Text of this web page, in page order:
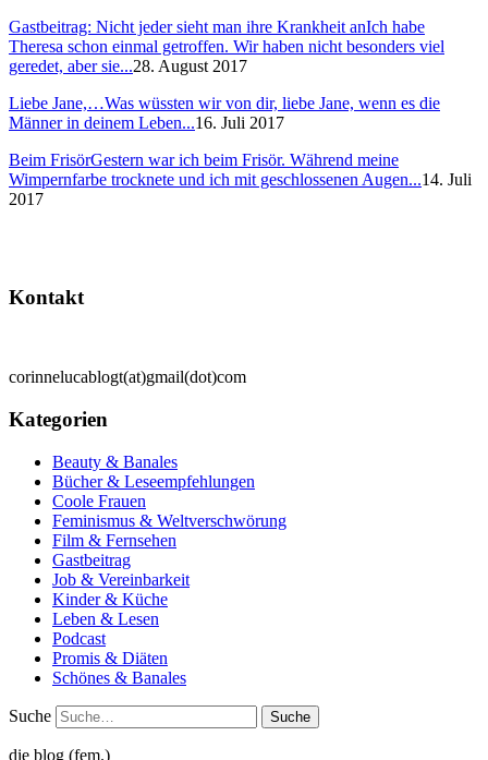
Gastbeitrag: Nicht jeder sieht man ihre Krankheit anIch habe
Theresa schon einmal getroffen. Wir haben nicht besonders viel
geredet, aber sie...28. August 2017
Liebe Jane,…Was wüssten wir von dir, liebe Jane, wenn es die
Männer in deinem Leben...16. Juli 2017
Beim FrisörGestern war ich beim Frisör. Während meine
Wimpernfarbe trocknete und ich mit geschlossenen Augen...14. Juli
2017
Kontakt
corinnelucablogt(at)gmail(dot)com
Kategorien
Beauty & Banales
Bücher & Leseempfehlungen
Coole Frauen
Feminismus & Weltverschwörung
Film & Fernsehen
Gastbeitrag
Job & Vereinbarkeit
Kinder & Küche
Leben & Lesen
Podcast
Promis & Diäten
Schönes & Banales
Suche
die blog (fem.)